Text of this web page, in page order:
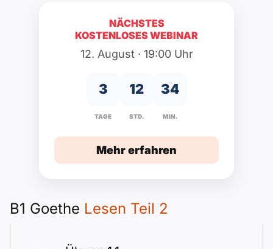
B1 Pflege (telc)
Schulen & Kurse
Motivationsbriefe
NÄCHSTES
KOSTENLOSES WEBINAR
12. August · 19:00 Uhr
3
TAGE
12
STD.
34
MIN.
Mehr erfahren
B1 Goethe Lesen Teil 2